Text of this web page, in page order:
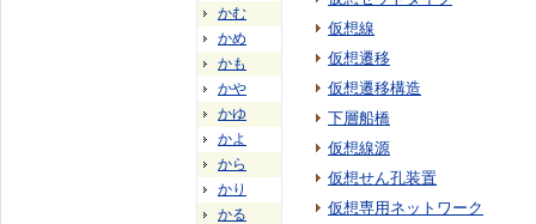
かむ
かめ
かも
かや
かゆ
かよ
から
かり
かる
仮想線
仮想遷移
仮想遷移構造
下層船橋
仮想線源
仮想せん孔装置
仮想専用ネットワーク